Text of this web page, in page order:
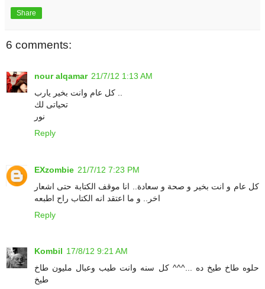
Share
6 comments:
nour alqamar 21/7/12 1:13 AM
تحياتى لك
نور
Reply
EXzombie 21/7/12 7:23 PM
كل عام و انت بخير و صحة و سعادة.. انا موقف الكتابة حتى اشعار
اخر.. و ما اعتقد انه الكتاب راح اطبعه
Reply
Kombil 17/8/12 9:21 AM
حلوه طاخ طيخ ده ...^^^ كل سنه وانت طيب وعبال مليون طاخ
طيخ